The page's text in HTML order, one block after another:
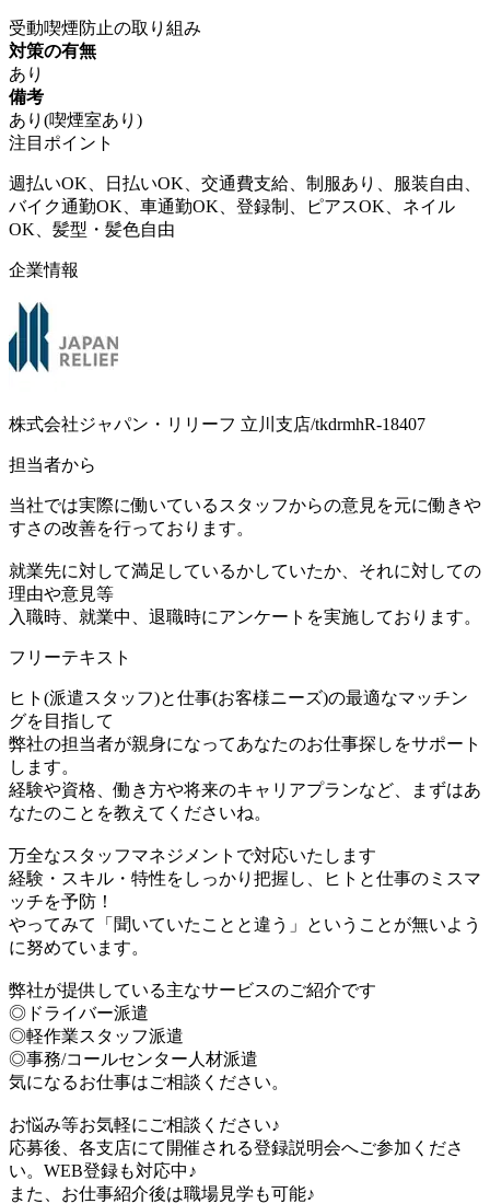
受動喫煙防止の取り組み
対策の有無
あり
備考
あり(喫煙室あり)
注目ポイント
週払いOK、日払いOK、交通費支給、制服あり、服装自由、
バイク通勤OK、車通勤OK、登録制、ピアスOK、ネイル
OK、髪型・髪色自由
企業情報
株式会社ジャパン・リリーフ 立川支店/tkdrmhR-18407
担当者から
当社では実際に働いているスタッフからの意見を元に働きや
すさの改善を行っております。
就業先に対して満足しているかしていたか、それに対しての
理由や意見等
入職時、就業中、退職時にアンケートを実施しております。
フリーテキスト
ヒト(派遣スタッフ)と仕事(お客様ニーズ)の最適なマッチン
グを目指して
弊社の担当者が親身になってあなたのお仕事探しをサポート
します。
経験や資格、働き方や将来のキャリアプランなど、まずはあ
なたのことを教えてくださいね。
万全なスタッフマネジメントで対応いたします
経験・スキル・特性をしっかり把握し、ヒトと仕事のミスマ
ッチを予防！
やってみて「聞いていたことと違う」ということが無いよう
に努めています。
弊社が提供している主なサービスのご紹介です
◎ドライバー派遣
◎軽作業スタッフ派遣
◎事務/コールセンター人材派遣
気になるお仕事はご相談ください。
お悩み等お気軽にご相談ください♪
応募後、各支店にて開催される登録説明会へご参加くださ
い。WEB登録も対応中♪
また、お仕事紹介後は職場見学も可能♪